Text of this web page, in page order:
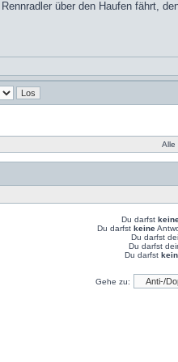
über den Haufen fährt,
Alle
Du darfst
Du darfst keine
Du darfst
Du darfst
Du darfst
Gehe zu: